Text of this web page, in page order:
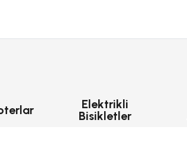
Elektrikli
Bisikletler